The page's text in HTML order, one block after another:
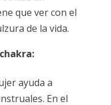
que ver con el
de la vida.
ayuda a
En el